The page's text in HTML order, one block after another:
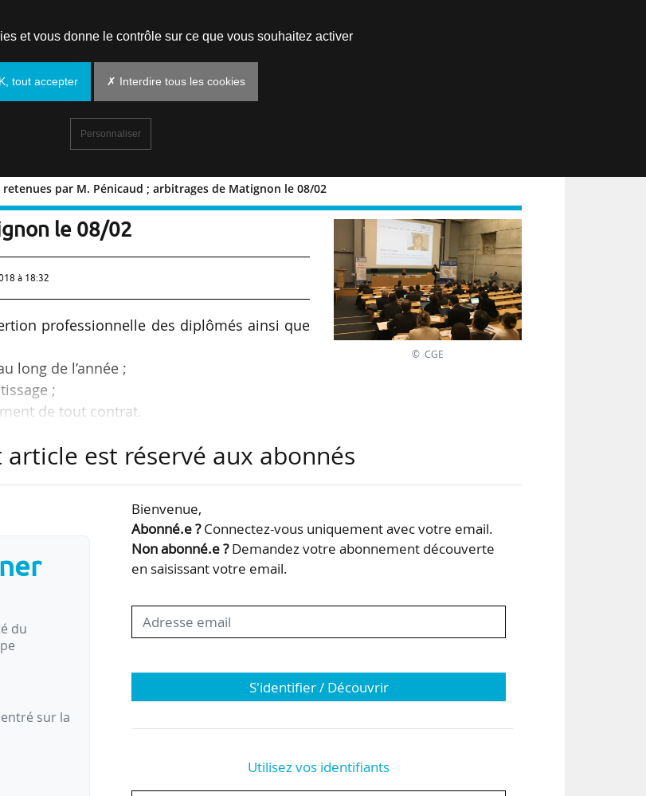
par M. Pénicaud ; arbitrages de Matignon le 08/02
S. Brunet retenues par
le 08/02
à 18:32
professionnelle des diplômés ainsi que
long de l’année ;
;
de tout contrat.
« déjà retenues par Muriel Pénicaud »,
sur la concertation sur l’apprentissage
© CGE
article est réservé aux abonnés
du
sur la
Bienvenue,
Abonné.e ?Connectez-vous uniquement avec votre email.
Non abonné.e ?Demandez votre abonnement découverte
en saisissant votre email.
S'identifier / Découvrir
Utilisez vos identifiants
et vous donne le contrôle sur ce que vous souhaitez activer
tout accepter ✗ Interdire tous les cookies
Personnaliser